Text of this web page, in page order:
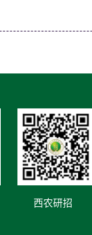
西农研招